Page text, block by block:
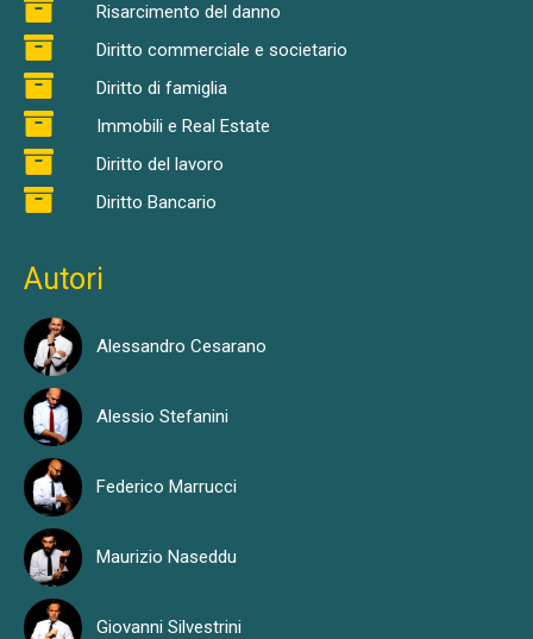
Risarcimento del danno
Diritto commerciale e societario
Diritto di famiglia
Immobili e Real Estate
Diritto del lavoro
Diritto Bancario
Autori
Alessandro Cesarano
Alessio Stefanini
Federico Marrucci
Maurizio Naseddu
Giovanni Silvestrini